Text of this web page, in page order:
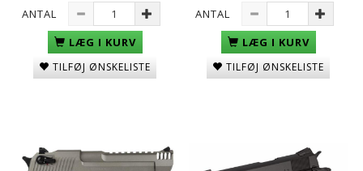
ANTAL
LÆG I KURV
TILFØJ ØNSKELISTE
ANTAL
LÆG I KURV
TILFØJ ØNSKELISTE